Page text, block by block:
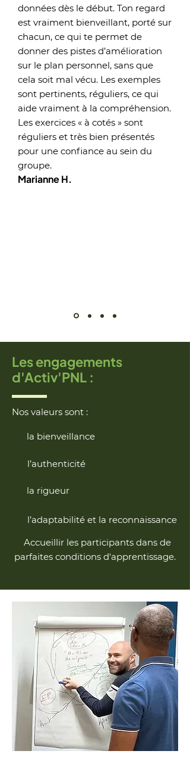
données dès le début. Ton regard
est vraiment bienveillant, porté sur
chacun, ce qui te permet de
donner des pistes d’amélioration
sur le plan personnel, sans que
cela soit mal vécu. Les exemples
sont pertinents, réguliers, ce qui
aide vraiment à la compréhension.
Les exercices « à cotés » sont
réguliers et très bien présentés
pour une confiance au sein du
groupe.
Marianne H.
Les engagements
d'Activ'PNL :
Nos valeurs sont :
la bienveillance
l’authenticité
la rigueur
l’adaptabilité et la reconnaissance
Accueillir les participants dans de
parfaites conditions d'apprentissage.